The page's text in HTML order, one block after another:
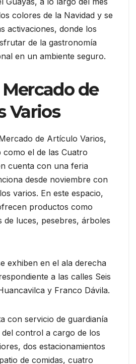
colores de la Navidad y se
activaciones, donde los
de la gastronomía
en un ambiente seguro.
de
Varios
de Artículo Varios,
el de las Cuatro
cuenta con una feria
desde noviembre con
varios. En este espacio,
productos como
de luces, pesebres, árboles
exhiben en el ala derecha
a las calles Seis
y Franco Dávila.
con servicio de guardianía
control a cargo de los
dos estacionamientos
de comidas, cuatro